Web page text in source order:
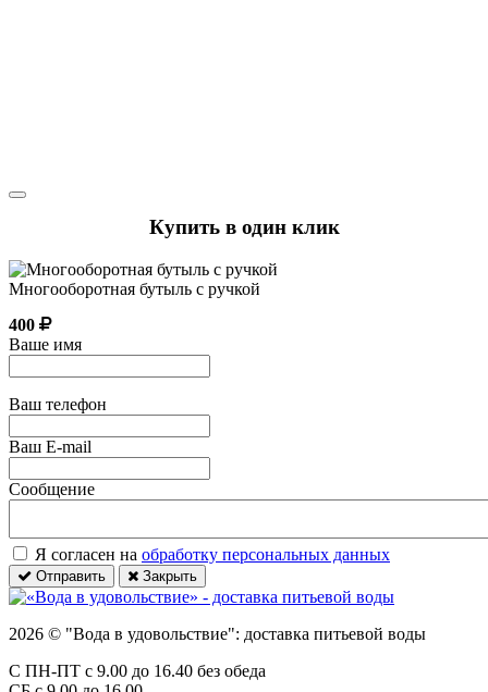
Купить в один клик
Многооборотная бутыль с ручкой
400
Ваше имя
Ваш телефон
Ваш E-mail
Сообщение
Я согласен на обработку персональных данных
Отправить Закрыть
2026 © "Вода в удовольствие": доставка питьевой воды
С ПН-ПТ с 9.00 до 16.40 без обеда